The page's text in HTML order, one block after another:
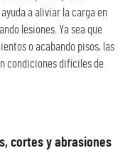
a aliviar la carga en
lesiones. Ya sea que
o acabando pisos, las
condiciones difíciles de
cortes y abrasiones